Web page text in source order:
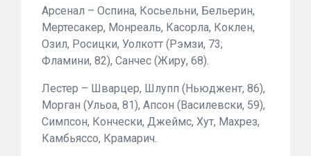
Арсенал – Оспина, Косьельни, Бельерин,
Мертесакер, Монреаль, Касорла, Коклен,
Озил, Росицки, Уолкотт (Рэмзи, 73;
Фламини, 82), Санчес (Жиру, 68).
Лестер – Шварцер, Шлупп (Ньюджент, 86),
Морган (Ульоа, 81), Апсон (Василевски, 59),
Симпсон, Кончески, Джеймс, Хут, Махрез,
Камбьяссо, Крамарич.